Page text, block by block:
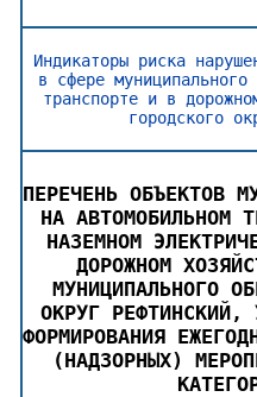
Индикаторы риска
в сфере
транспорте и в
городского
ПЕРЕЧЕНЬ ОБЪЕКТОВ
НА АВТОМОБИЛЬНОМ
НАЗЕМНОМ
ДОРОЖНОМ
МУНИЦИПАЛЬНОГО
ОКРУГ РЕФТИНСКИЙ,
ФОРМИРОВАНИЯ
(НАДЗОРНЫХ)